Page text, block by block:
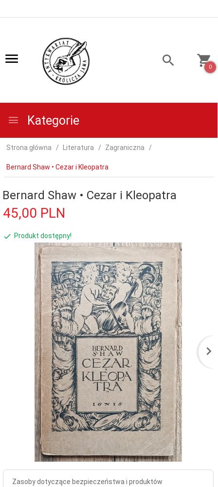
0
Kategorie
Strona główna Literatura Zagraniczna
Bernard Shaw • Cezar i Kleopatra
Bernard Shaw • Cezar i Kleopatra
45,00 PLN
Produkt dostępny!
Zasoby dotyczące bezpieczeństwa i produktów